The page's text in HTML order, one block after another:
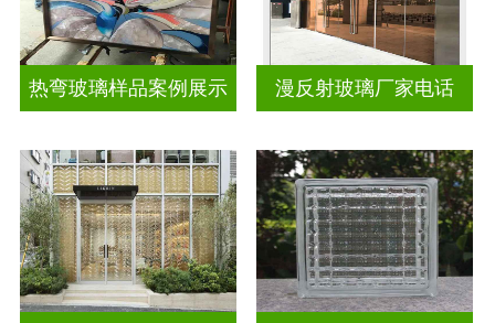
热弯玻璃样品案例展示 漫反射玻璃厂家电话